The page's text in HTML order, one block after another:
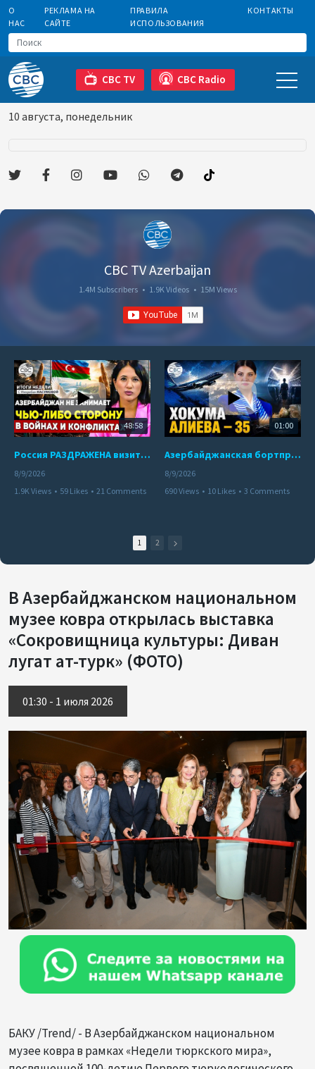
О
НАС
РЕКЛАМА НА
САЙТЕ
ПРАВИЛА
ИСПОЛЬЗОВАНИЯ
КОНТАКТЫ
CBC TV CBC Radio
10 августа, понедельник
CBC TV Azerbaijan
1.4M Subscribers • 1.9K Videos • 15M Views
48:58
Россия РАЗДРАЖЕНА визитом азербайджанского министра в Украину | Пашинян ВЗБУНТОВАЛСЯ в Кыргызстане
8/9/2026
1.9K Views • 59 Likes • 21 Comments
01:00
Азербайджанская бортпроводница погибла при крушении самолета Embraer E190
8/9/2026
690 Views • 10 Likes • 3 Comments
1 2
В Азербайджанском национальном
музее ковра открылась выставка
«Сокровищница культуры: Диван
лугат ат-турк» (ФОТО)
01:30 - 1 июля 2026
БАКУ /Trend/ - В Азербайджанском национальном
музее ковра в рамках «Недели тюркского мира»,